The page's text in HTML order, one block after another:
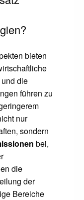
bieten
und die
führen zu
nur
sondern
bei,
die
der
Bereiche